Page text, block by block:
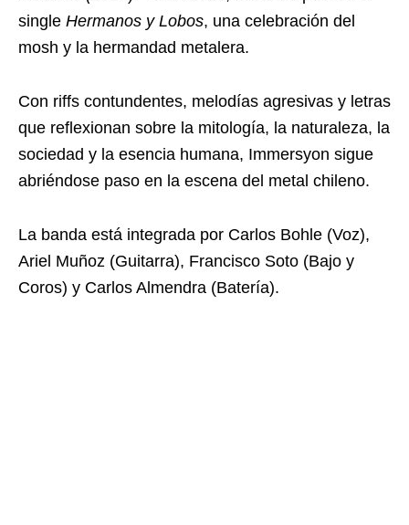
single Hermanos y Lobos, una celebración del
mosh y la hermandad metalera.
Con riffs contundentes, melodías agresivas y letras
que reflexionan sobre la mitología, la naturaleza, la
sociedad y la esencia humana, Immersyon sigue
abriéndose paso en la escena del metal chileno.
La banda está integrada por Carlos Bohle (Voz),
Ariel Muñoz (Guitarra), Francisco Soto (Bajo y
Coros) y Carlos Almendra (Batería).